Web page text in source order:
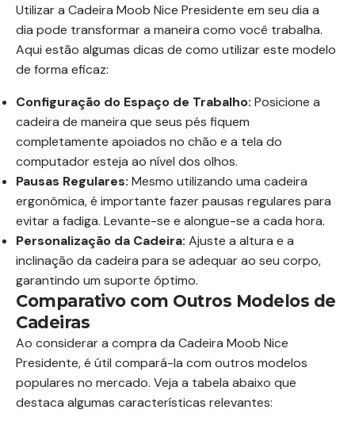
Utilizar a Cadeira Moob Nice Presidente em seu dia a
dia pode transformar a maneira como você trabalha.
Aqui estão algumas dicas de como utilizar este modelo
de forma eficaz:
Configuração do Espaço de Trabalho: Posicione a
cadeira de maneira que seus pés fiquem
completamente apoiados no chão e a tela do
computador esteja ao nível dos olhos.
Pausas Regulares: Mesmo utilizando uma cadeira
ergonômica, é importante fazer pausas regulares para
evitar a fadiga. Levante-se e alongue-se a cada hora.
Personalização da Cadeira: Ajuste a altura e a
inclinação da cadeira para se adequar ao seu corpo,
garantindo um suporte óptimo.
Comparativo com Outros Modelos de
Cadeiras
Ao considerar a compra da Cadeira Moob Nice
Presidente, é útil compará-la com outros modelos
populares no mercado. Veja a tabela abaixo que
destaca algumas características relevantes: